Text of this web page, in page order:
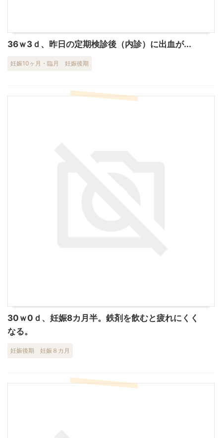
36ｗ3ｄ、昨日の定期検診後（内診）に出血が...
妊娠10ヶ月・臨月 妊娠後期
30ｗ0ｄ、妊娠8カ月半。鉄剤を飲むと疲れにくく
なる。
妊娠後期 妊娠８カ月